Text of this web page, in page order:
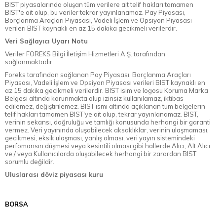
BIST piyasalarında oluşan tüm verilere ait telif hakları tamamen
BIST'e ait olup, bu veriler tekrar yayınlanamaz. Pay Piyasası,
Borçlanma Araçları Piyasası, Vadeli İşlem ve Opsiyon Piyasası
verileri BIST kaynaklı en az 15 dakika gecikmeli verilerdir.
Veri Sağlayıcı Uyarı Notu
Veriler FOREKS Bilgi İletişim Hizmetleri A.Ş. tarafından
sağlanmaktadır.
Foreks tarafından sağlanan Pay Piyasası, Borçlanma Araçları
Piyasası, Vadeli İşlem ve Opsiyon Piyasası verileri BIST kaynaklı en
az 15 dakika gecikmeli verilerdir. BIST isim ve logosu Koruma Marka
Belgesi altında korunmakta olup izinsiz kullanılamaz, iktibas
edilemez, değiştirilemez. BIST ismi altında açıklanan tüm belgelerin
telif hakları tamamen BIST'ye ait olup, tekrar yayınlanamaz. BIST,
verinin sekansı, doğruluğu ve tamlığı konusunda herhangi bir garanti
vermez. Veri yayınında oluşabilecek aksaklıklar, verinin ulaşmaması,
gecikmesi, eksik ulaşması, yanlış olması, veri yayın sistemindeki
perfomansın düşmesi veya kesintili olması gibi hallerde Alıcı, Alt Alıcı
ve / veya Kullanıcılarda oluşabilecek herhangi bir zarardan BIST
sorumlu değildir.
Uluslarası döviz piyasası kuru
BORSA